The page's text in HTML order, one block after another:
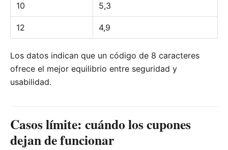
10 5,3
12 4,9
Los datos indican que un código de 8 caracteres
ofrece el mejor equilibrio entre seguridad y
usabilidad.
Casos límite: cuándo los cupones
dejan de funcionar